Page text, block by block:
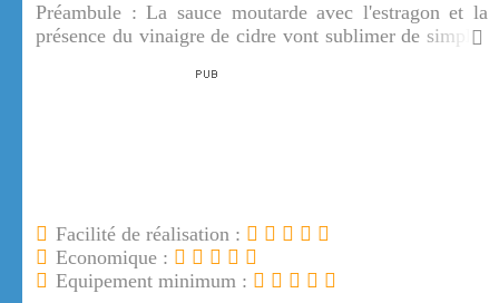
Préambule :La sauce moutarde avec l'estragon et la
présence du vinaigre de cidre vont sublimer de simples
s'accompagnent aussi bien de riz, de pâtes ou de
Facilité de réalisation :
Economique :
Equipement minimum :